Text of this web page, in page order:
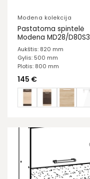
Modena kolekcija
Pastatoma spintelė
Modena MD28/D80S3
Aukštis: 820 mm
Gylis: 500 mm
Plotis: 800 mm
145 €